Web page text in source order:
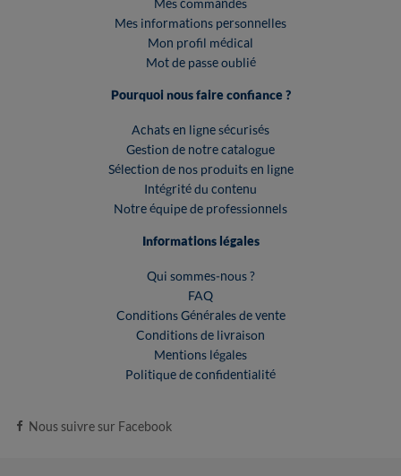
Mes commandes
Mes informations personnelles
Mon profil médical
Mot de passe oublié
Pourquoi nous faire confiance ?
Achats en ligne sécurisés
Gestion de notre catalogue
Sélection de nos produits en ligne
Intégrité du contenu
Notre équipe de professionnels
Informations légales
Qui sommes-nous ?
FAQ
Conditions Générales de vente
Conditions de livraison
Mentions légales
Politique de confidentialité
Nous suivre sur Facebook